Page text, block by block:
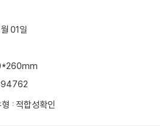
01일
: 적합성확인